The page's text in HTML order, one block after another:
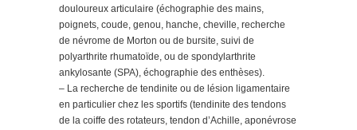
douloureux articulaire (échographie des mains,
poignets, coude, genou, hanche, cheville, recherche
de névrome de Morton ou de bursite, suivi de
polyarthrite rhumatoïde, ou de spondylarthrite
ankylosante (SPA), échographie des enthèses).
– La recherche de tendinite ou de lésion ligamentaire
en particulier chez les sportifs (tendinite des tendons
de la coiffe des rotateurs, tendon d’Achille, aponévrose